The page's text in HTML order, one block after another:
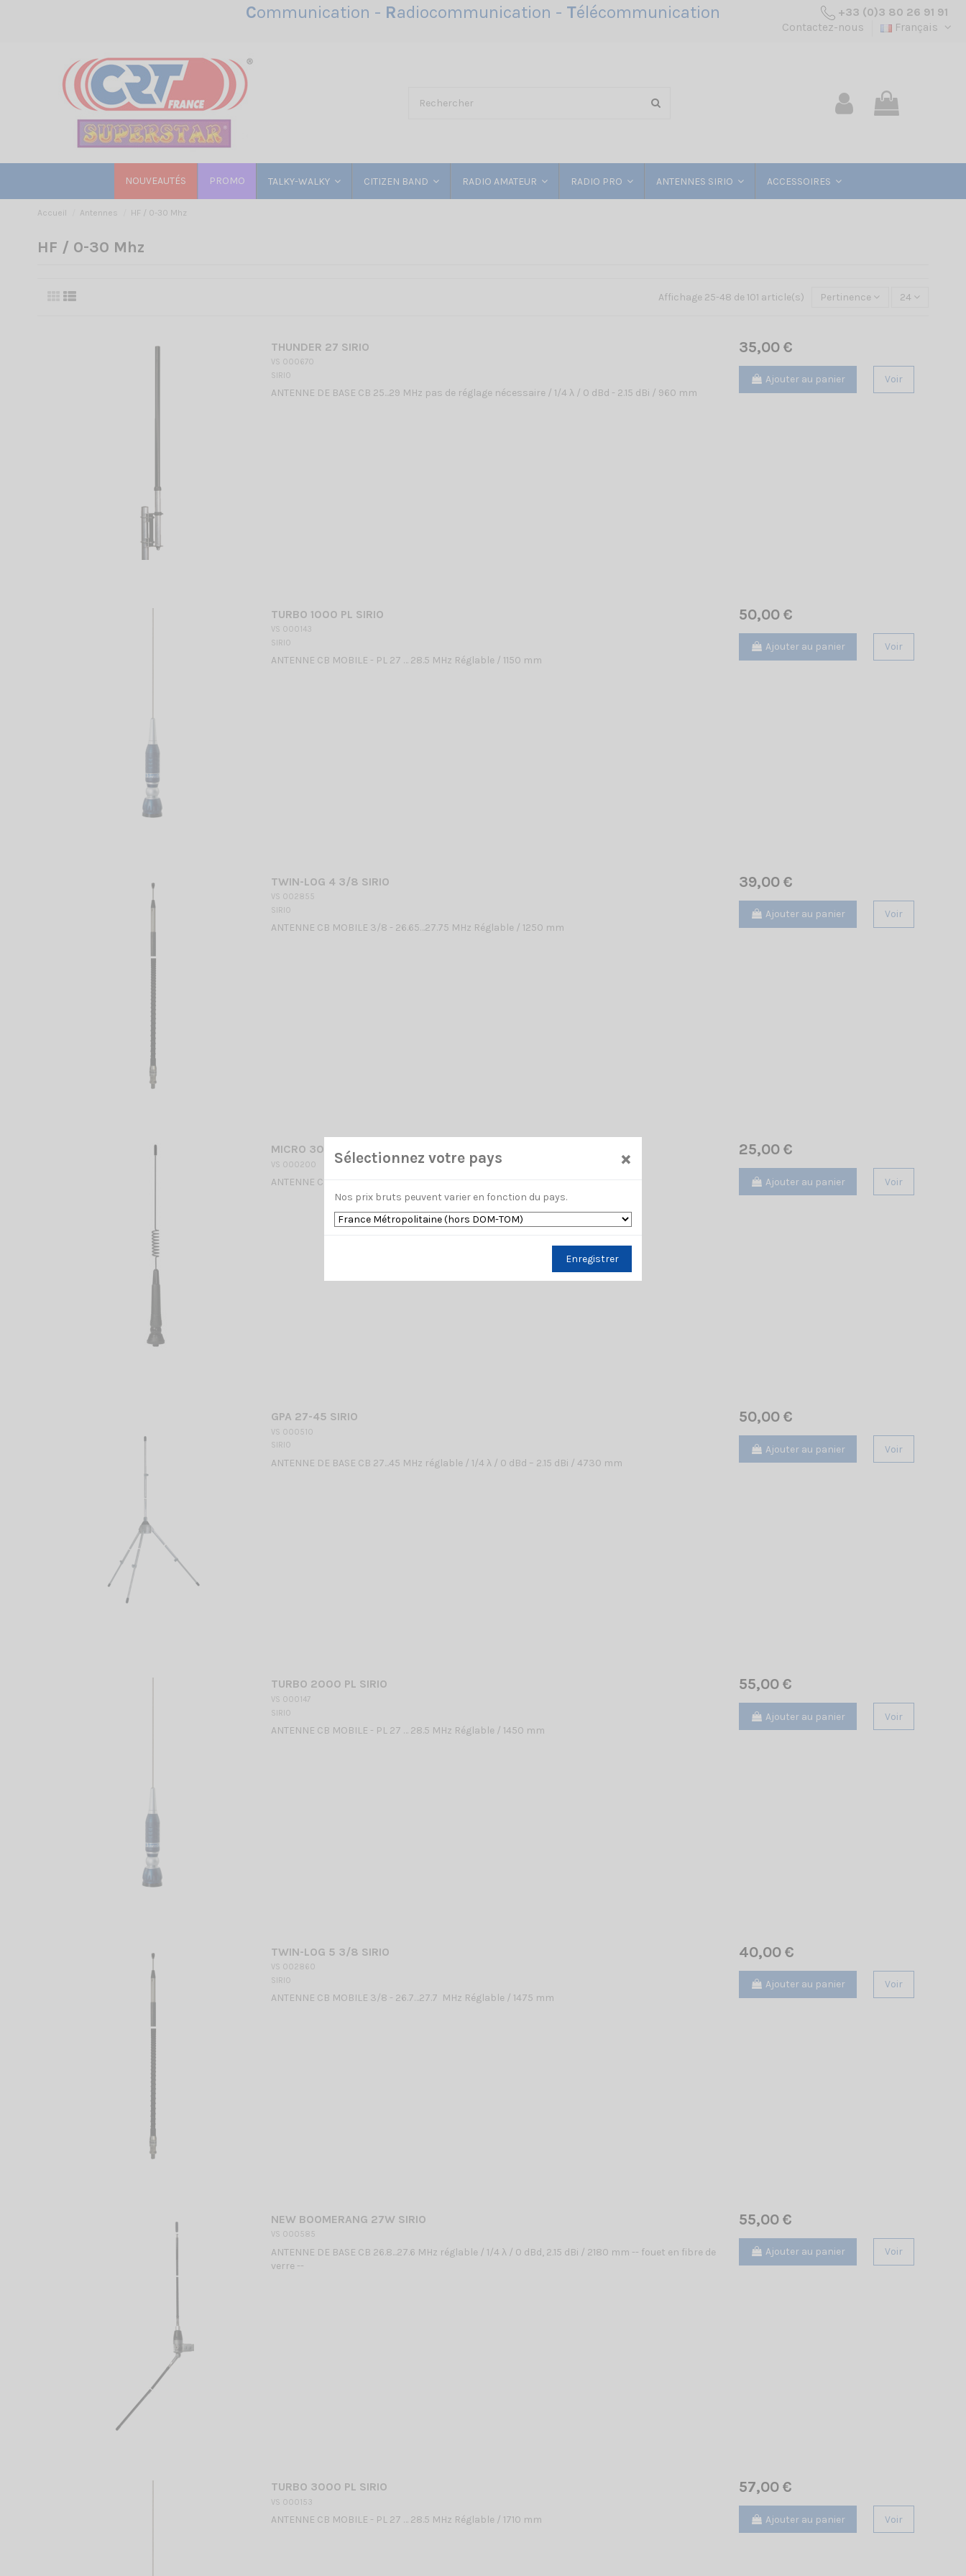
Communication - Radiocommunication - Télécommunication
+33 (0)3 80 26 91 91
Contactez-nous
Français
NOUVEAUTÉS PROMO TALKY-WALKY CITIZEN BAND RADIO AMATEUR RADIO PRO ANTENNES SIRIO ACCESSOIRES
Accueil Antennes HF / 0-30 Mhz
HF / 0-30 Mhz
Affichage 25-48 de 101 article(s) Pertinence 24
THUNDER 27 SIRIO
VS 000670
SIRIO
ANTENNE DE BASE CB 25...29 MHz pas de réglage nécessaire / 1/4 λ / 0 dBd - 2.15 dBi / 960 mm
35,00 €
Ajouter au panier Voir
TURBO 1000 PL SIRIO
VS 000143
SIRIO
ANTENNE CB MOBILE - PL 27 … 28.5 MHz Réglable / 1150 mm
50,00 €
Ajouter au panier Voir
TWIN-LOG 4 3/8 SIRIO
VS 002855
SIRIO
ANTENNE CB MOBILE 3/8 - 26.65…27.75 MHz Réglable / 1250 mm
39,00 €
Ajouter au panier Voir
MICRO 30 S SIRIO
VS 000200
ANTENNE CB MOBILE à perçage 27…27.5 MHz Réglable / 325 mm
25,00 €
Ajouter au panier Voir
GPA 27-45 SIRIO
VS 000510
SIRIO
ANTENNE DE BASE CB 27...45 MHz réglable / 1/4 λ / 0 dBd – 2.15 dBi / 4730 mm
50,00 €
Ajouter au panier Voir
TURBO 2000 PL SIRIO
VS 000147
SIRIO
ANTENNE CB MOBILE - PL 27 … 28.5 MHz Réglable / 1450 mm
55,00 €
Ajouter au panier Voir
TWIN-LOG 5 3/8 SIRIO
VS 002860
SIRIO
ANTENNE CB MOBILE 3/8 - 26.7…27.7 MHz Réglable / 1475 mm
40,00 €
Ajouter au panier Voir
NEW BOOMERANG 27W SIRIO
VS 000585
ANTENNE DE BASE CB 26.8...27.6 MHz réglable / 1/4 λ / 0 dBd, 2.15 dBi / 2180 mm -- fouet en fibre de
verre --
55,00 €
Ajouter au panier Voir
TURBO 3000 PL SIRIO
VS 000153
ANTENNE CB MOBILE - PL 27 … 28.5 MHz Réglable / 1710 mm
57,00 €
Ajouter au panier Voir
Sélectionnez votre pays ×
Nos prix bruts peuvent varier en fonction du pays.
Enregistrer